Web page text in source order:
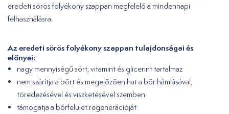
eredeti sörös folyékony szappan megfelelő a mindennapi
felhasználásra.
Az eredeti sörös folyékony szappan tulajdonságai és
előnyei:
nagy mennyiségű sört, vitamint és glicerint tartalmaz
nem szárítja a bőrt és megelőzően hat a bőr hámlásával,
töredezésével és viszketésével szemben
támogatja a bőrfelület regenerációját